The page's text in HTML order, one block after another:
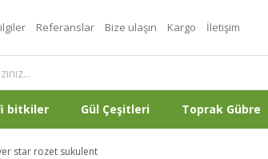
Referanslar Bize ulaşın Kargo İletişim
bitkiler Gül Çeşitleri Toprak Gübre
star rozet sukulent